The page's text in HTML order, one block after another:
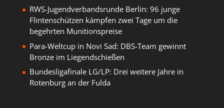
RWS-Jugendverbandsrunde Berlin: 96 junge
Flintenschützen kämpfen zwei Tage um die
begehrten Munitionspreise
Para-Weltcup in Novi Sad: DBS-Team gewinnt
Bronze im Liegendschießen
Bundesligafinale LG/LP: Drei weitere Jahre in
Rotenburg an der Fulda